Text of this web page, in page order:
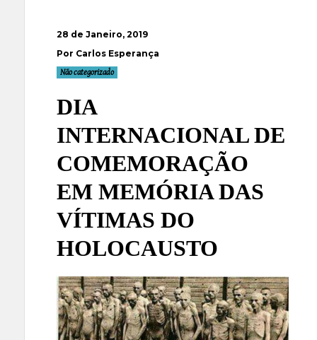
28 de Janeiro, 2019
Por Carlos Esperança
Não categorizado
DIA
INTERNACIONAL DE
COMEMORAÇÃO
EM MEMÓRIA DAS
VÍTIMAS DO
HOLOCAUSTO